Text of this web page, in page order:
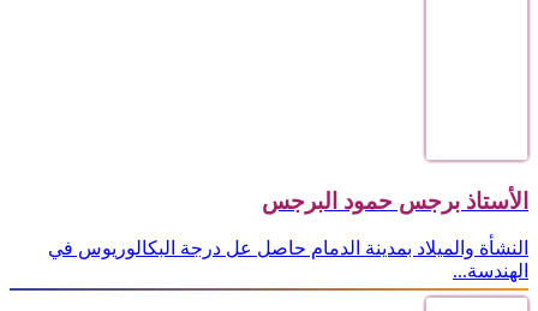
الأستاذ برجس حمود البرجس
النشأة والميلاد بمدينة الدمام حاصل عل درجة البكالوريوس في
الهندسة...